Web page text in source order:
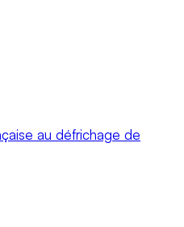
au défrichage de